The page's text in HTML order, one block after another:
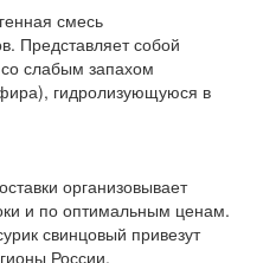
смесь
Представляет собой
слабым запахом
гидролизующуюся в
организовывает
и по оптимальным ценам.
свинцовый привезут
России.